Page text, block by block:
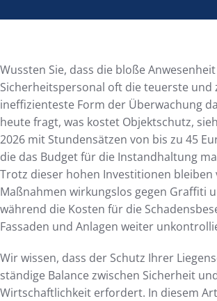
Wussten Sie, dass die bloße
Sicherheitspersonal oft die teuerste und
ineffizienteste Form der Überwachung
heute fragt, was kostet Objektschutz,
2026 mit Stundensätzen von bis zu 45
die das Budget für die Instandhaltung
Trotz dieser hohen Investitionen bleiben
Maßnahmen wirkungslos gegen Graffiti
während die Kosten für die
Fassaden und Anlagen weiter
Wir wissen, dass der Schutz Ihrer
ständige Balance zwischen Sicherheit
Wirtschaftlichkeit erfordert. In diesem